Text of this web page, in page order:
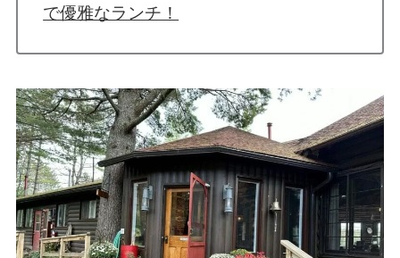
で優雅なランチ！